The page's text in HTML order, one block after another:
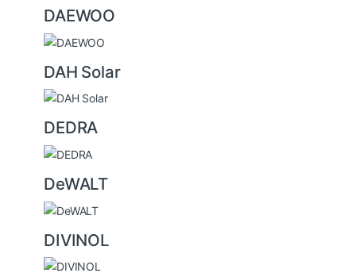
DAEWOO
DAH Solar
DEDRA
DeWALT
DIVINOL